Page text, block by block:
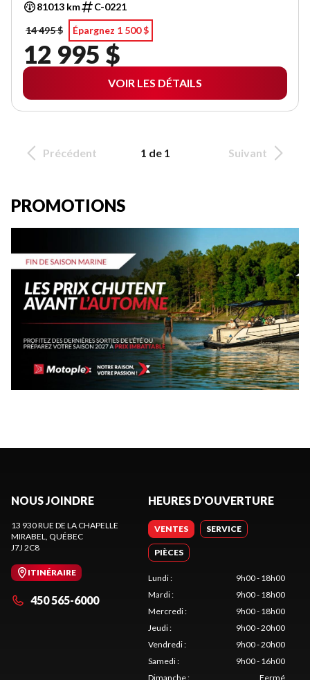
81013 km
C-0221
14 495 $
Épargnez 1 500 $
12 995 $
VOIR LES DÉTAILS
Précédent 1 de 1 Suivant
PROMOTIONS
NOUS JOINDRE
13 930 RUE DE LA CHAPELLE
MIRABEL, QUÉBEC
J7J 2C8
ITINÉRAIRE
450 565-6000
HEURES D'OUVERTURE
VENTES SERVICE
PIÈCES
Lundi:
9h00 - 18h00
Mardi:
9h00 - 18h00
Mercredi:
9h00 - 18h00
Jeudi:
9h00 - 20h00
Vendredi:
9h00 - 20h00
Samedi:
9h00 - 16h00
Dimanche: Fermé